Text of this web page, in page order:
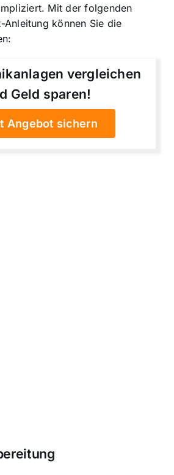
Mit der folgenden
können Sie die
vergleichen
Geld sparen!
Angebot sichern